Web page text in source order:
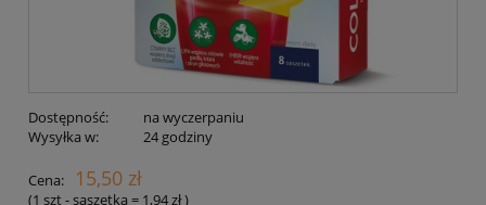
Dostępność:
na wyczerpaniu
Wysyłka w:
24 godziny
Cena: 15,50 zł
(1 szt - saszetka = 1,94 zł)